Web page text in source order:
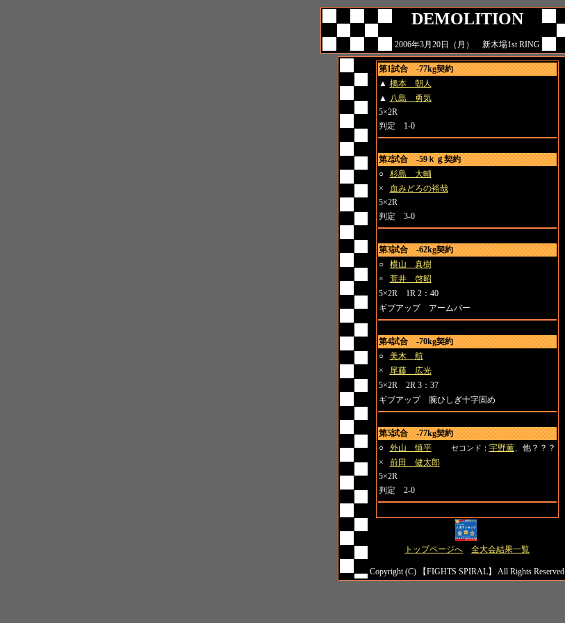
DEMOLITION
2006年3月20日（月） 新木場1st RING
第1試合 -77kg契約
▲ 橋本 朝人
▲ 八島 勇気
5×2R
判定 1-0
第2試合 -59ｋｇ契約
○
杉島 大輔
×
血みどろの裕哉
5×2R
判定 3-0
第3試合 -62kg契約
○
横山 真樹
×
荒井 啓昭
5×2R 1R 2：40
ギブアップ アームバー
第4試合 -70kg契約
○
美木 航
×
尾藤 広光
5×2R 2R 3：37
ギブアップ 腕ひしぎ十字固め
第5試合 -77kg契約
○
外山 慎平 セコンド： 宇野薫、他？？？
×
前田 健太郎
5×2R
判定 2-0
トップページへ 全大会結果一覧
Copyright (C) 【FIGHTS SPIRAL】 All Rights Reserved